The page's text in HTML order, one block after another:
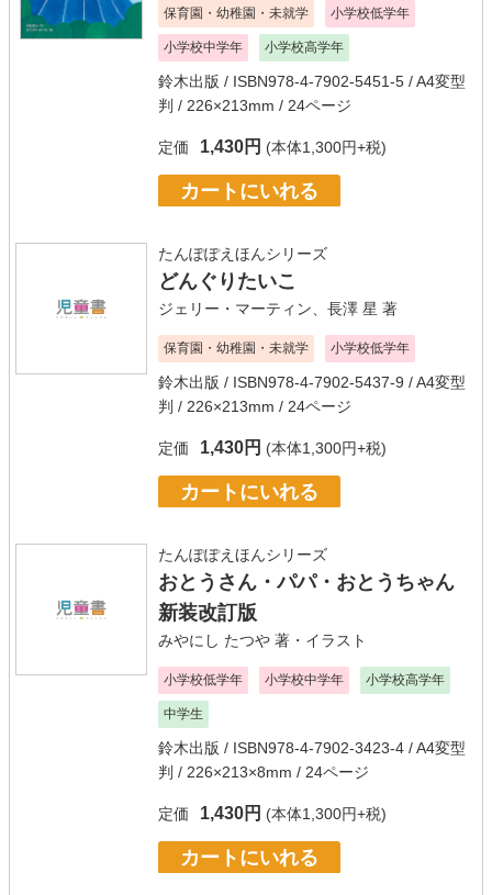
保育園・幼稚園・未就学 小学校低学年
小学校中学年 小学校高学年
鈴木出版 / ISBN978-4-7902-5451-5 / A4変型
判 / 226×213mm / 24ページ
定価 1,430円 (本体1,300円+税)
カートにいれる
たんぽぽえほんシリーズ
どんぐりたいこ
ジェリー・マーティン 長澤 星 著
保育園・幼稚園・未就学 小学校低学年
鈴木出版 / ISBN978-4-7902-5437-9 / A4変型
判 / 226×213mm / 24ページ
定価 1,430円 (本体1,300円+税)
カートにいれる
たんぽぽえほんシリーズ
おとうさん・パパ・おとうちゃん
新装改訂版
みやにし たつや 著・イラスト
小学校低学年 小学校中学年 小学校高学年
中学生
鈴木出版 / ISBN978-4-7902-3423-4 / A4変型
判 / 226×213×8mm / 24ページ
定価 1,430円 (本体1,300円+税)
カートにいれる